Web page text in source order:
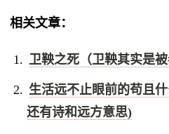
相关文章：
卫鞅之死（卫鞅其实是被
生活远不止眼前的苟且
还有诗和远方意思)